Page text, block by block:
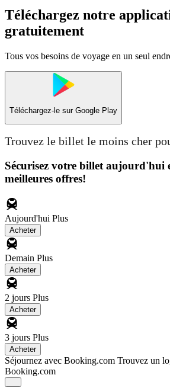
Téléchargez notre
gratuitement
Tous vos besoins de voyage en un seul
Téléchargez-le sur Google Play
Trouvez le billet le moins cher
Sécurisez votre billet aujourd'hui
meilleures offres!
Aujourd'hui Plus
Acheter
Demain Plus
Acheter
2 jours Plus
Acheter
3 jours Plus
Acheter
Séjournez avec Booking.com Trouvez un
Booking.com